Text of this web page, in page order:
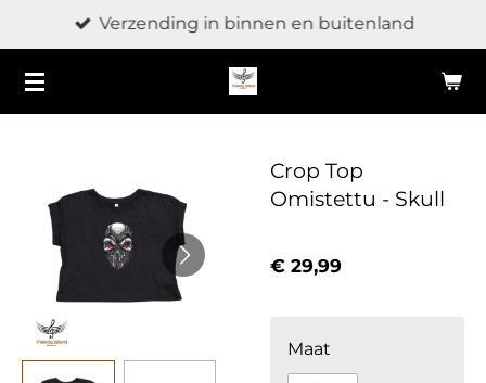
direct
naar
de
Verzending in binnen en buitenland
Crop Top
Omistettu - Skull
€ 29,99
Maat